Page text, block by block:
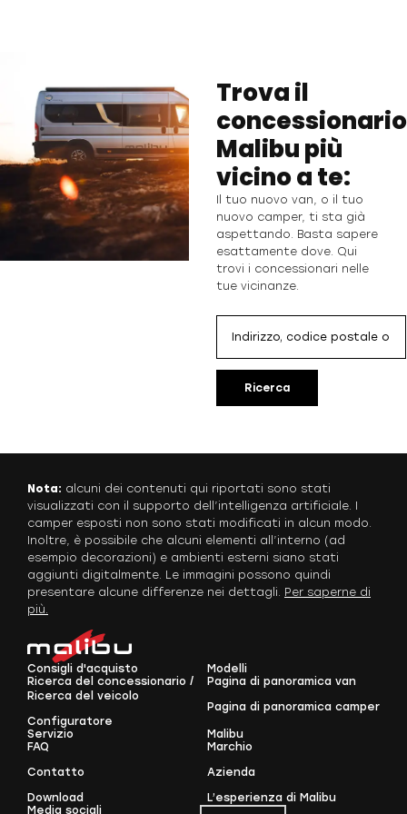
Trova il
concessionario
Malibu più
vicino a te:
Il tuo nuovo van, o il tuo
nuovo camper, ti sta già
aspettando. Basta sapere
esattamente dove. Qui
trovi i concessionari nelle
tue vicinanze.
Ricerca
Nota: alcuni dei contenuti qui riportati sono stati
visualizzati con il supporto dell’intelligenza artificiale. I
camper esposti non sono stati modificati in alcun modo.
Inoltre, è possibile che alcuni elementi all’interno (ad
esempio decorazioni) e ambienti esterni siano stati
aggiunti digitalmente. Le immagini possono quindi
presentare alcune differenze nei dettagli. Per saperne di
più.
Consigli d'acquisto
Ricerca del concessionario /
Ricerca del veicolo
Configuratore
Modelli
Pagina di panoramica van
Pagina di panoramica camper
Servizio
FAQ
Contatto
Download
Malibu
Marchio
Azienda
L’esperienza di Malibu
Media sociali